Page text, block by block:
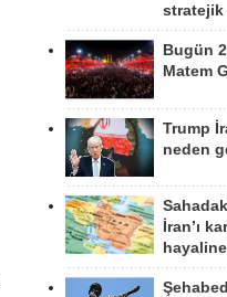
stratejik
Bugün
Matem
Trump
neden
İran’ı